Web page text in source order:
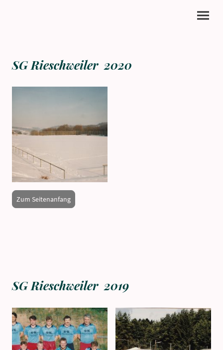
SG Rieschweiler 2020
Zum Seitenanfang
SG Rieschweiler 2019